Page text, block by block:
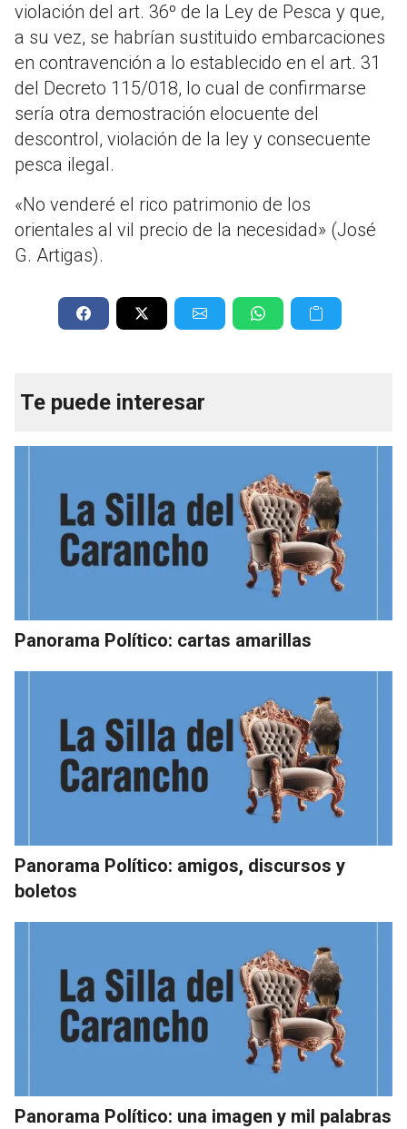
violación del art. 36º de la Ley de Pesca y que,
a su vez, se habrían sustituido embarcaciones
en contravención a lo establecido en el art. 31
del Decreto 115/018, lo cual de confirmarse
sería otra demostración elocuente del
descontrol, violación de la ley y consecuente
pesca ilegal.
«No venderé el rico patrimonio de los
orientales al vil precio de la necesidad» (José
G. Artigas).
Te puede interesar
Panorama Político: cartas amarillas
Panorama Político: amigos, discursos y
boletos
Panorama Político: una imagen y mil palabras